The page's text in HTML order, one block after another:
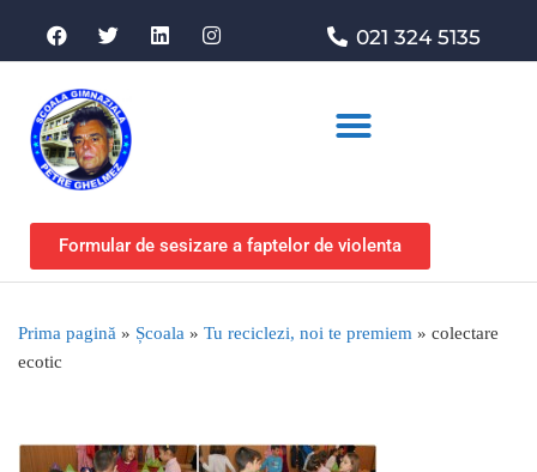
021 324 5135
Formular de sesizare a faptelor de violenta
Prima pagină » Școala » Tu reciclezi, noi te premiem » colectare
ecotic